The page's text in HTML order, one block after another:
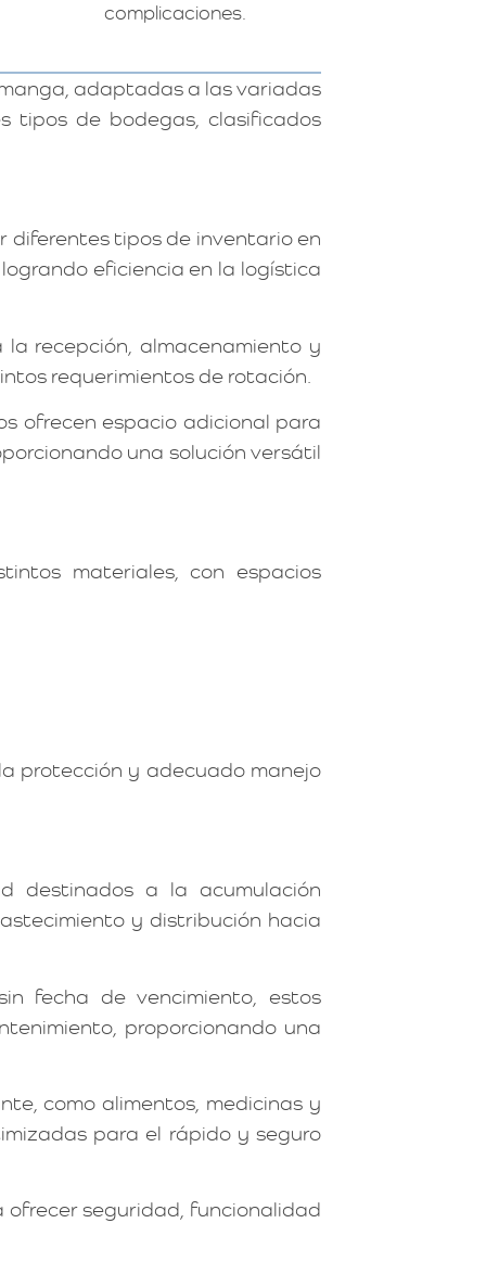
complicaciones.
adaptadas a las variadas
tipos de bodegas, clasificados
diferentes tipos de inventario en
eficiencia en la logística
recepción, almacenamiento y
requerimientos de rotación.
ofrecen espacio adicional para
una solución versátil
materiales, con espacios
protección y adecuado manejo
destinados a la acumulación
y distribución hacia
fecha de vencimiento, estos
proporcionando una
como alimentos, medicinas y
para el rápido y seguro
ofrecer seguridad, funcionalidad